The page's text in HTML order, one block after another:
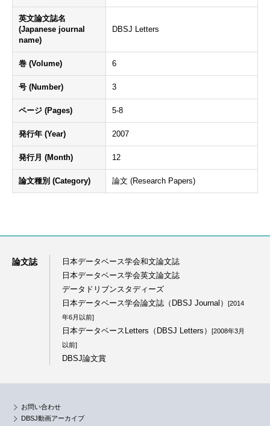
英文論文誌名
(Japanese journal
name)
DBSJ Letters
巻 (Volume) 6
号 (Number) 3
ページ (Pages) 5-8
発行年 (Year) 2007
発行月 (Month) 12
論文種別 (Category) 論文 (Research Papers)
論文誌
日本データベース学会和文論文誌
日本データベース学会英文論文誌
データドリブンスタディーズ
日本データベース学会論文誌（DBSJ Journal）
[2014
年6月以前]
日本データベースLetters（DBSJ Letters）
[2008年3月
以前]
DBSJ論文賞
お問い合わせ
DBSJ動画アーカイブ